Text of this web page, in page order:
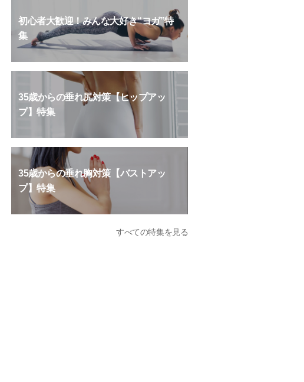
初心者大歓迎！みんな大好き“ヨガ”特
集
35歳からの垂れ尻対策【ヒップアッ
プ】特集
35歳からの垂れ胸対策【バストアッ
プ】特集
すべての特集を見る